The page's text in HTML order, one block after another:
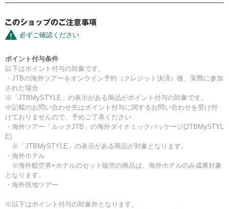
必ずご確認ください
ポイント付与条件
以下はポイント付与の対象です。
・JTBの海外ツアーをオンライン予約（クレジット決済）後、実際に参加
された場合
※「JTBMySTYLE」の表示がある商品がポイント付与の対象です。
※記載のお問い合わせ先はポイント付与に関するお問い合わせを受け付
けておりませんので、予めご了承ください
・海外ツアー「ルックJTB」の海外ダイナミックパッケージ(JTBMySTYL
E)
※「JTBMySTYLE」の表示がある商品が対象となります。
・海外ホテル
※海外航空券+ホテルのセット販売の商品は、海外ホテルのみ成果対象
となります。
・海外現地ツアー
※以下はポイント付与の対象外となります。